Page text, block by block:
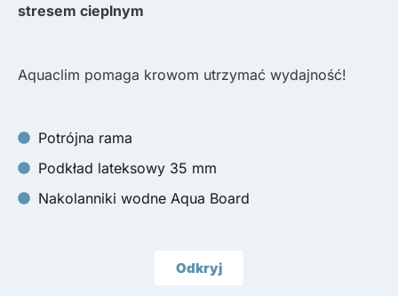
stresem cieplnym
Aquaclim pomaga krowom utrzymać wydajność!
Potrójna rama
Podkład lateksowy 35 mm
Nakolanniki wodne Aqua Board
Odkryj